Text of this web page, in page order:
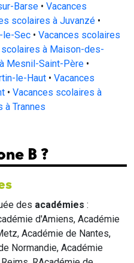
Barse • Vacances
scolaires à Juvanzé •
le-Sec • Vacances scolaires
à Maison-des-
Mesnil-Saint-Père •
le-Haut • Vacances
• Vacances scolaires à
à Trannes
B ?
des académies :
d'Amiens, Académie
Académie de Nantes,
Normandie, Académie